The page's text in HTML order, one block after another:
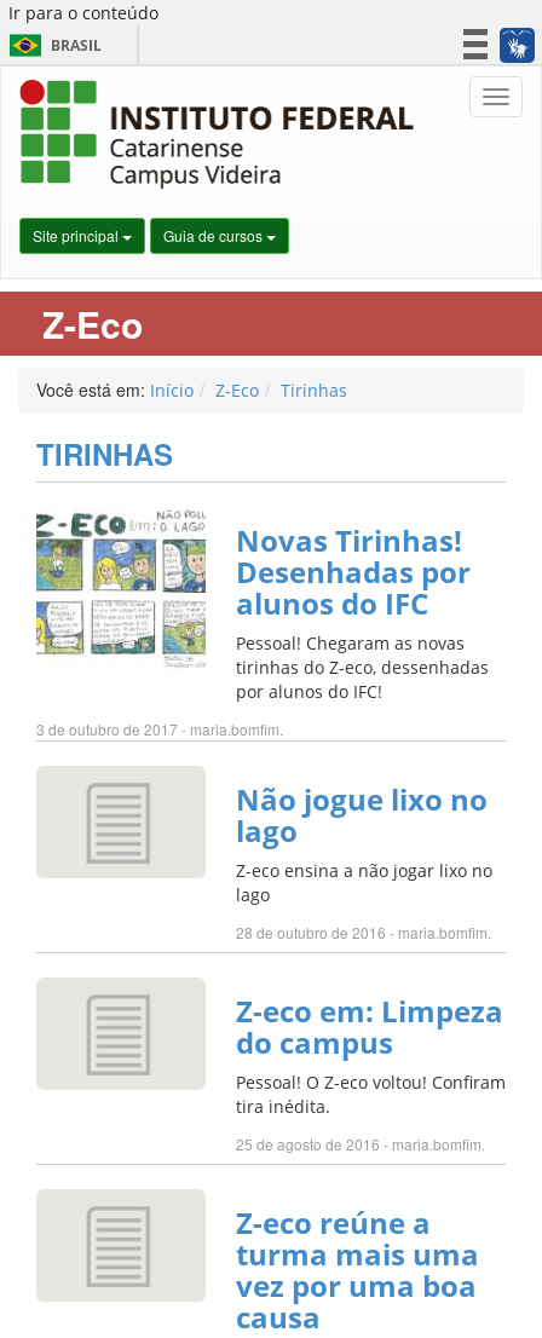
Ir para o conteúdo
BRASIL
Simplifique!
Site principal Guia de cursos
Z-Eco
Você está em: Início Z-Eco Tirinhas
TIRINHAS
Novas Tirinhas!
Desenhadas por
alunos do IFC
Pessoal! Chegaram as novas
tirinhas do Z-eco, dessenhadas
por alunos do IFC!
3 de outubro de 2017 - maria.bomfim.
Não jogue lixo no
lago
Z-eco ensina a não jogar lixo no
lago
28 de outubro de 2016 - maria.bomfim.
Z-eco em: Limpeza
do campus
Pessoal! O Z-eco voltou! Confiram
tira inédita.
25 de agosto de 2016 - maria.bomfim.
Z-eco reúne a
turma mais uma
vez por uma boa
causa